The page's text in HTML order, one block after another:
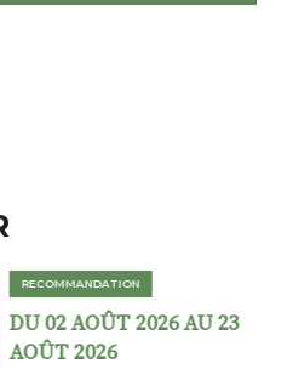
02 AOÛT 2026 AU 23
2026